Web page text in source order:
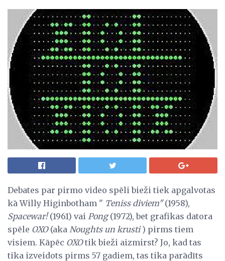
Debates par pirmo video spēli bieži tiek apgalvotas
kā Willy Higinbotham " Teniss diviem"(1958),
Spacewar!(1961) vai Pong(1972), bet grafikas datora
spēle OXO(aka Noughts un krusti) pirms tiem
visiem. Kāpēc OXOtik bieži aizmirst? Jo, kad tas
tika izveidots pirms 57 gadiem, tas tika parādīts